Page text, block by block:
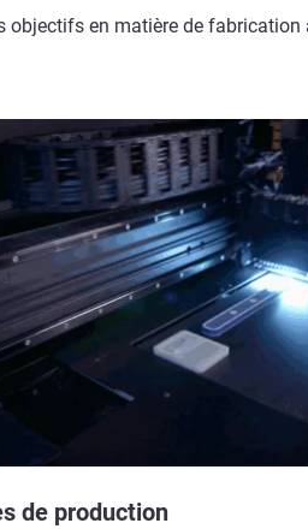
objectifs en matière de fabrication
de production